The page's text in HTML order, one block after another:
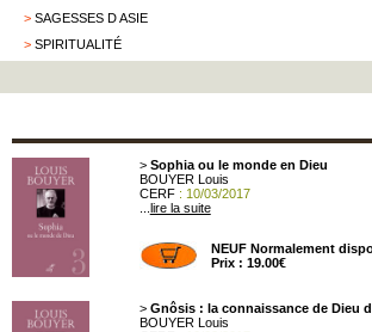
> SAGESSES D ASIE
> SPIRITUALITÉ
> Sophia ou le monde en Dieu
BOUYER Louis
CERF: 10/03/2017
lire la suite
NEUF Normalement
Prix : 19.00€
> Gnôsis : la connaissance de Dieu
BOUYER Louis